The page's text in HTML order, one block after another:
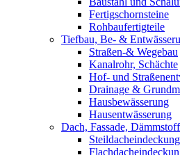
Fertigschornsteine
Rohbaufertigteile
Tiefbau, Be- &
Straßen-& Wegebau
Kanalrohr, Schächte
Hof- und
Drainage &
Hausbewässerung
Hausentwässerung
Dach, Fassade,
Steildacheindeckung